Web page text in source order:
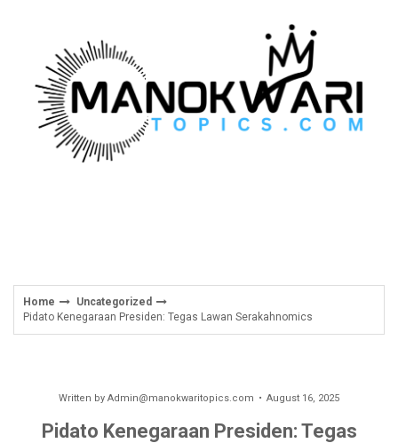
Home
Uncategorized
Pidato Kenegaraan Presiden: Tegas Lawan Serakahnomics
Written by Admin@manokwaritopics.com August 16, 2025
Pidato Kenegaraan Presiden: Tegas